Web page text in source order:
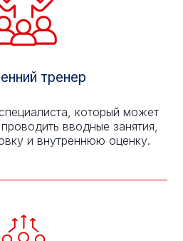
тренер
который может
вводные занятия,
и внутреннюю оценку.